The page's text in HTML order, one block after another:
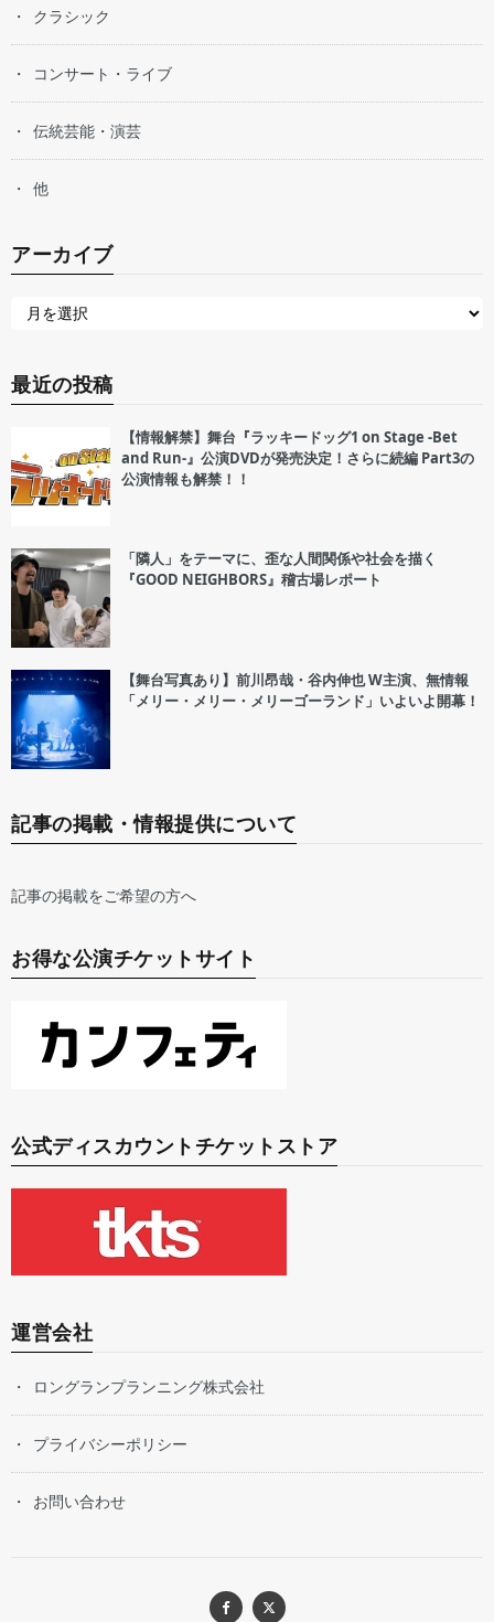
クラシック
コンサート・ライブ
伝統芸能・演芸
他
アーカイブ
最近の投稿
【情報解禁】舞台『ラッキードッグ1 on Stage -Bet
and Run-』公演DVDが発売決定！さらに続編 Part3の
公演情報も解禁！！
「隣人」をテーマに、歪な人間関係や社会を描く
『GOOD NEIGHBORS』稽古場レポート
【舞台写真あり】前川昂哉・谷内伸也 W主演、無情報
「メリー・メリー・メリーゴーランド」いよいよ開幕！
記事の掲載・情報提供について
記事の掲載をご希望の方へ
お得な公演チケットサイト
公式ディスカウントチケットストア
運営会社
ロングランプランニング株式会社
プライバシーポリシー
お問い合わせ